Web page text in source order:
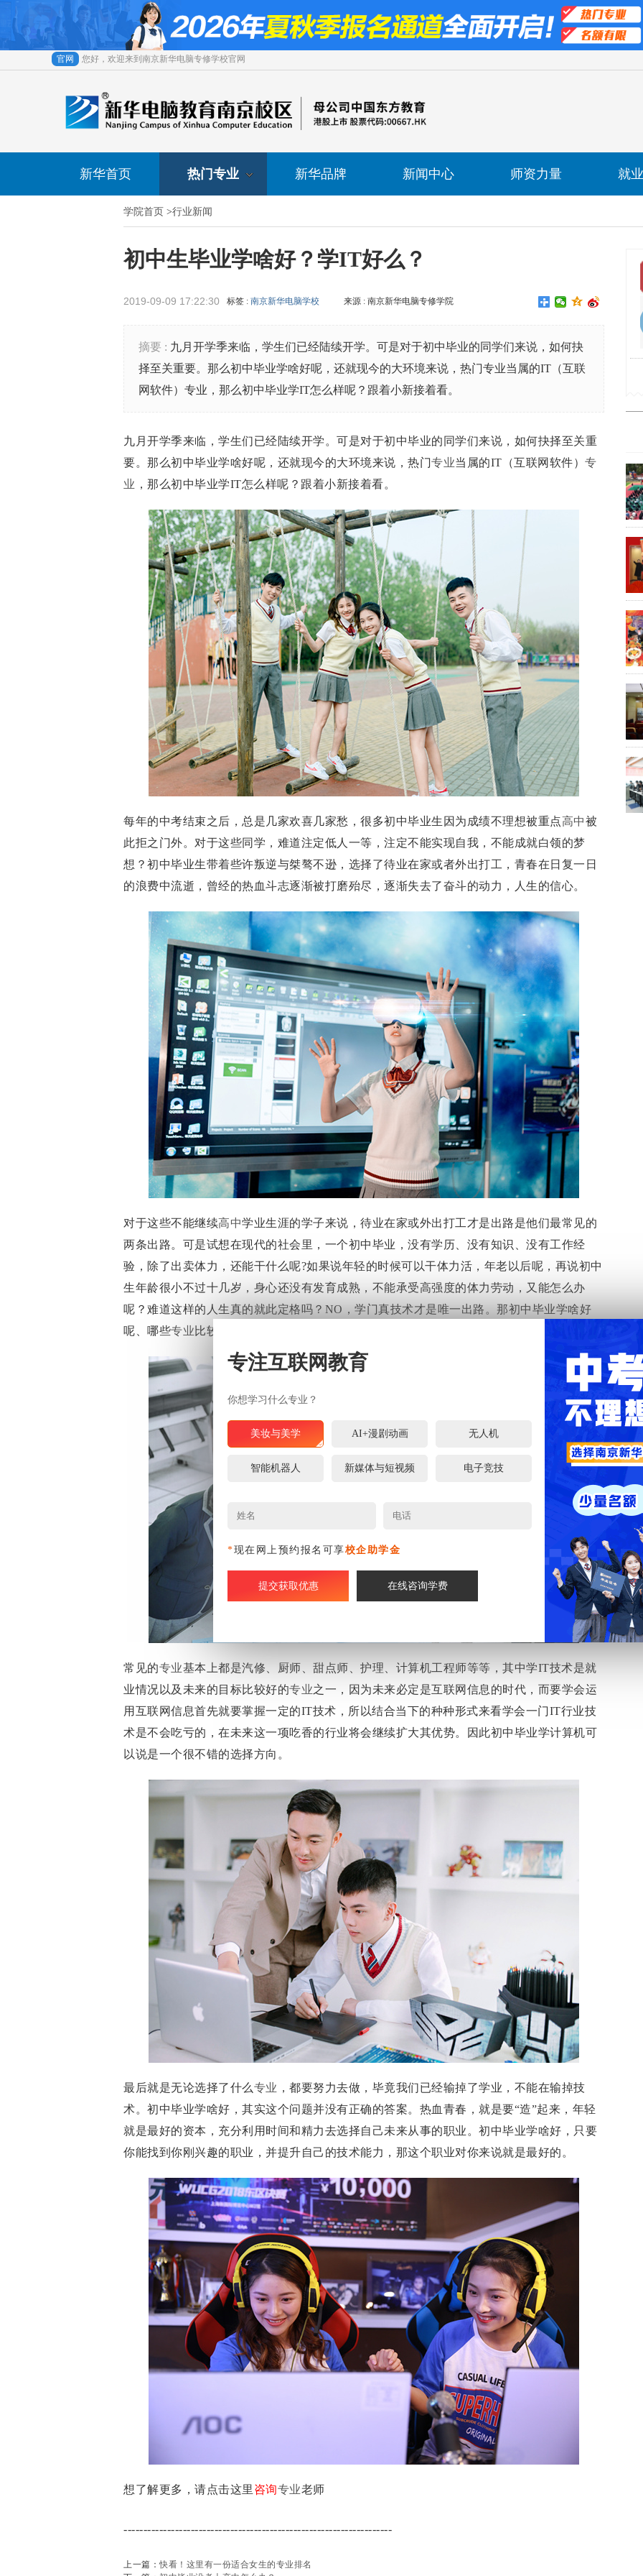
官网 您好，欢迎来到南京新华电脑专修学校官网
新华首页 热门专业 新华品牌 新闻中心 师资力量 就
学院首页 >行业新闻
初中生毕业学啥好？学IT好么？
2019-09-09 17:22:30 标签 : 南京新华电脑学校 来源 : 南京新华电脑专修学院
摘要 : 九月开学季来临，学生们已经陆续开学。可是对于初中毕业的同学们来说，如何抉
择至关重要。那么初中毕业学啥好呢，还就现今的大环境来说，热门专业当属的IT（互联
网软件）专业，那么初中毕业学IT怎么样呢？跟着小新接着看。
九月开学季来临，学生们已经陆续开学。可是对于初中毕业的同学们来说，如何抉择至关重
要。那么初中毕业学啥好呢，还就现今的大环境来说，热门专业当属的IT（互联网软件） 专
业 ，那么初中毕业学IT怎么样呢？跟着小新接着看。
每年的中考结束之后，总是几家欢喜几家愁，很多初中毕业生因为成绩不理想被重点高中被
此拒之门外。对于这些同学，难道注定低人一等，注定不能实现自我，不能成就白领的梦
想？初中毕业生带着些许叛逆与桀骜不逊，选择了待业在家或者外出打工，青春在日复一日
的浪费中流逝，曾经的热血斗志逐渐被打磨殆尽，逐渐失去了奋斗的动力，人生的信心。
对于这些不能继续高中学业生涯的学子来说，待业在家或外出打工才是出路是他们最常见的
两条出路。可是试想在现代的社会里，一个初中毕业，没有学历、没有知识、没有工作经
验，除了出卖体力，还能干什么呢?如果说年轻的时候可以干体力活，年老以后呢，再说初中
生年龄很小不过十几岁，身心还没有发育成熟，不能承受高强度的体力劳动，又能怎么办
呢？难道这样的人生真的就此定格吗？NO，学门真技术才是唯一出路。那初中毕业学啥好
呢、哪些专业比较适合初中毕业生呢？
常见的专业基本上都是汽修、厨师、甜点师、护理、计算机工程师等等，其中学IT技术是就
业情况以及未来的目标比较好的专业之一，因为未来必定是互联网信息的时代，而要学会运
用互联网信息首先就要掌握一定的IT技术，所以结合当下的种种形式来看学会一门IT行业技
术是不会吃亏的，在未来这一项吃香的行业将会继续扩大其优势。因此初中毕业学计算机可
以说是一个很不错的选择方向。
最后就是无论选择了什么专业 ，都要努力去做，毕竟我们已经输掉了学业，不能在输掉技
术。初中毕业学啥好，其实这个问题并没有正确的答案。热血青春，就是要“造”起来，年轻
就是最好的资本，充分利用时间和精力去选择自己未来从事的职业。初中毕业学啥好，只要
你能找到你刚兴趣的职业，并提升自己的技术能力，那这个职业对你来说就是最好的。
想了解更多，请点击这里 咨询专业老师
--------------------------------------------------------------------
上一篇：快看！这里有一份适合女生的专业排名
专注互联网教育
你想学习什么专业？
美妆与美学 AI+漫剧动画 无人机
智能机器人 新媒体与短视频 电子竞技
*现在网上预约报名可享校企助学金
在线咨询学费